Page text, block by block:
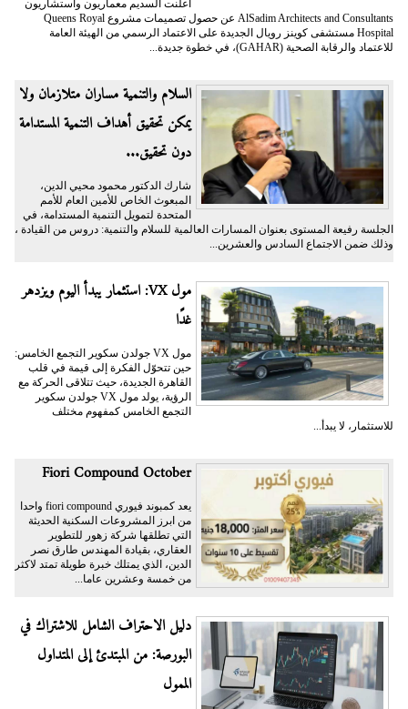
أعلنت السديم معماريون واستشاريون
AlSadim Architects and Consultants عن حصول تصميمات مشروع Queens Royal
Hospital مستشفى كوينز رويال الجديدة على الاعتماد الرسمي من الهيئة العامة
للاعتماد والرقابة الصحية (GAHAR)، في خطوة جديدة...
السلام والتنمية مساران متلازمان ولا
يمكن تحقيق أهداف التنمية المستدامة
دون تحقيق...
شارك الدكتور محمود محيي الدين،
المبعوث الخاص للأمين العام للأمم
المتحدة لتمويل التنمية المستدامة، في
الجلسة رفيعة المستوى بعنوان المسارات العالمية للسلام والتنمية: دروس من القيادة ،
وذلك ضمن الاجتماع السادس والعشرين...
مول VX: استثمار يبدأ اليوم ويزدهر
غدًا
مول VX جولدن سكوير التجمع الخامس:
حين تتحوّل الفكرة إلى قيمة في قلب
القاهرة الجديدة، حيث تتلاقى الحركة مع
الرؤية، يولد مول VX جولدن سكوير
التجمع الخامس كمفهوم مختلف
للاستثمار، لا يبدأ...
Fiori Compound October
يعد كمبوند فيوري fiori compound واحدا
من ابرز المشروعات السكنية الحديثة
التي تطلقها شركة زهور للتطوير
العقاري، بقيادة المهندس طارق نصر
الدين، الذي يمتلك خبرة طويلة تمتد لاكثر
من خمسة وعشرين عاما...
دليل الاحتراف الشامل للاشتراك في
البورصة: من المبتدئ إلى المتداول
الممول